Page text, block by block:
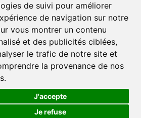
de suivi pour améliorer
de navigation sur notre
vous montrer un contenu
et des publicités ciblées,
le trafic de notre site et
la provenance de nos
J'accepte
Je refuse
Newsletter